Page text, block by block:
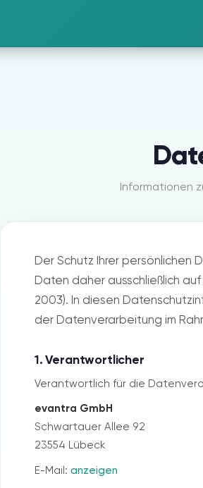
Informationen
Der Schutz Ihrer persönlichen
Daten daher ausschließlich
2003). In diesen
der Datenverarbeitung im
1. Verantwortlicher
Verantwortlich für die
evantra GmbH
Schwartauer Allee 92
23554 Lübeck
E-Mail: anzeigen